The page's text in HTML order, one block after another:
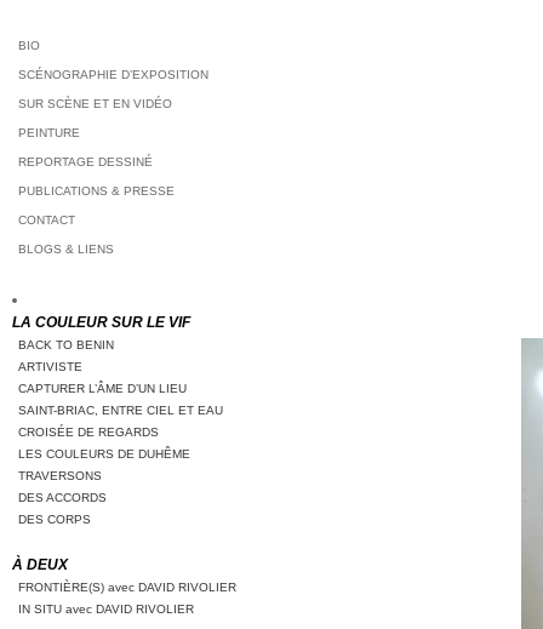
BIO
SCÉNOGRAPHIE D’EXPOSITION
SUR SCÈNE ET EN VIDÉO
PEINTURE
REPORTAGE DESSINÉ
PUBLICATIONS & PRESSE
CONTACT
BLOGS & LIENS
LA COULEUR SUR LE VIF
BACK TO BENIN
ARTIVISTE
CAPTURER L’ÂME D’UN LIEU
SAINT-BRIAC, ENTRE CIEL ET EAU
CROISÉE DE REGARDS
LES COULEURS DE DUHÊME
TRAVERSONS
DES ACCORDS
DES CORPS
À DEUX
FRONTIÈRE(S) avec DAVID RIVOLIER
IN SITU avec DAVID RIVOLIER